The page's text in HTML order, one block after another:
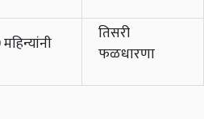
तिसरी
फळधारणा